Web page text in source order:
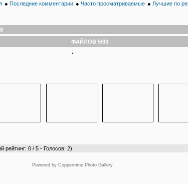
● Последние комментарии ● Часто просматриваемые ● Лучшие по
ФАЙЛОВ 5/93
рейтинг: 0 / 5 - Голосов: 2)
Powered by Coppermine Photo Gallery